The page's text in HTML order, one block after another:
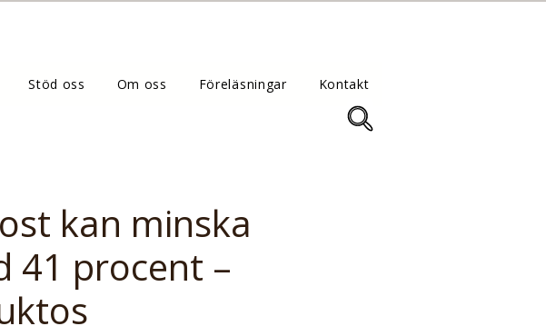
Stöd oss Om oss Föreläsningar Kontakt
kan minska
41 procent –